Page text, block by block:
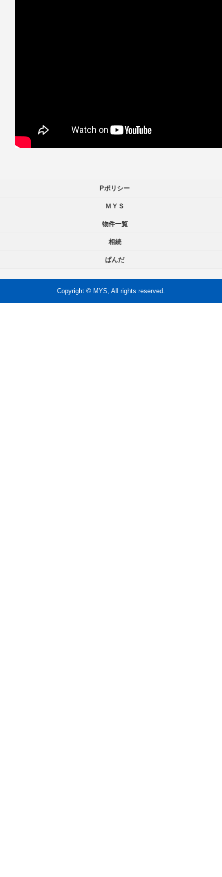
Pポリシー
ＭＹＳ
物件一覧
相続
ぱんだ
Copyright © MYS, All rights reserved.